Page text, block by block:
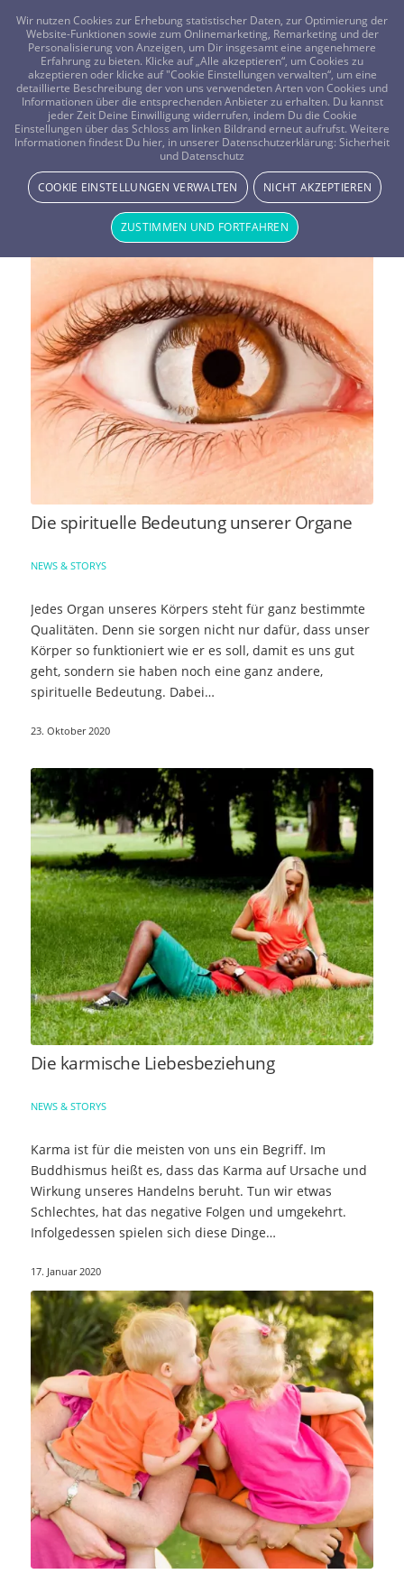
FRAGEN? KOSTENLOS ANRUFEN: 0800-8478266
Schlagwortarchiv für:
Scheidung
Die spirituelle Bedeutung unserer Organe
NEWS & STORYS
Jedes Organ unseres Körpers steht für ganz bestimmte
Qualitäten. Denn sie sorgen nicht nur dafür, dass unser
Körper so funktioniert wie er es soll, damit es uns gut
geht, sondern sie haben noch eine ganz andere,
spirituelle Bedeutung. Dabei…
23. Oktober 2020
Die karmische Liebesbeziehung
NEWS & STORYS
Karma ist für die meisten von uns ein Begriff. Im
Buddhismus heißt es, dass das Karma auf Ursache und
Wirkung unseres Handelns beruht. Tun wir etwas
Schlechtes, hat das negative Folgen und umgekehrt.
Infolgedessen spielen sich diese Dinge…
17. Januar 2020
Wir nutzen Cookies zur Erhebung statistischer Daten, zur Optimierung der
Website-Funktionen sowie zum Onlinemarketing, Remarketing und der
Personalisierung von Anzeigen, um Dir insgesamt eine angenehmere
Erfahrung zu bieten. Klicke auf „Alle akzeptieren“, um Cookies zu
akzeptieren oder klicke auf "Cookie Einstellungen verwalten“, um eine
detaillierte Beschreibung der von uns verwendeten Arten von Cookies und
Informationen über die entsprechenden Anbieter zu erhalten. Du kannst
jeder Zeit Deine Einwilligung widerrufen, indem Du die Cookie
Einstellungen über das Schloss am linken Bildrand erneut aufrufst. Weitere
Informationen findest Du hier, in unserer Datenschutzerklärung: Sicherheit
und Datenschutz
COOKIE EINSTELLUNGEN VERWALTEN NICHT AKZEPTIEREN
ZUSTIMMEN UND FORTFAHREN